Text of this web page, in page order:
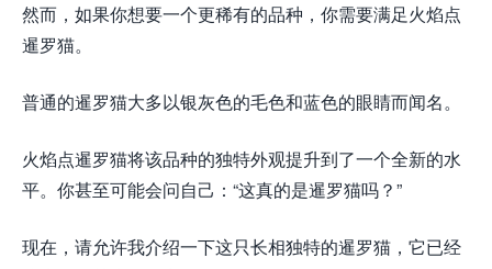
然而，如果你想要一个更稀有的品种，你需要满足火焰点
暹罗猫。
普通的暹罗猫大多以银灰色的毛色和蓝色的眼睛而闻名。
火焰点暹罗猫将该品种的独特外观提升到了一个全新的水
平。你甚至可能会问自己：“这真的是暹罗猫吗？”
现在，请允许我介绍一下这只长相独特的暹罗猫，它已经